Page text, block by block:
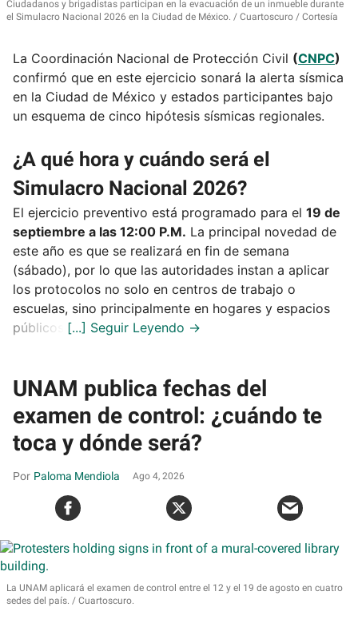
Ciudadanos y brigadistas participan en la evacuación de un inmueble durante
el Simulacro Nacional 2026 en la Ciudad de México.
Cuartoscuro / Cortesía
La Coordinación Nacional de Protección Civil (CNPC)
confirmó que en este ejercicio sonará la alerta sísmica
en la Ciudad de México y estados participantes bajo
un esquema de cinco hipótesis sísmicas regionales.
¿A qué hora y cuándo será el
Simulacro Nacional 2026?
El ejercicio preventivo está programado para el 19 de
septiembre a las 12:00 P.M. La principal novedad de
este año es que se realizará en fin de semana
(sábado), por lo que las autoridades instan a aplicar
los protocolos no solo en centros de trabajo o
escuelas, sino principalmente en hogares y espacios
públicos.
UNAM publica fechas del
examen de control: ¿cuándo te
toca y dónde será?
Paloma Mendiola Ago 4, 2026
La UNAM aplicará el examen de control entre el 12 y el 19 de agosto en cuatro
sedes del país.
Cuartoscuro.